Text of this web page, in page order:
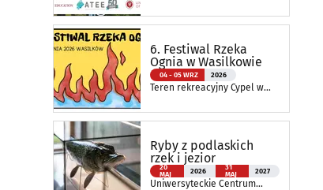
6. Festiwal Rzeka
Ognia w Wasilkowie
04 - 05 WRZ 2026
Teren rekreacyjny Cypel w
Ryby z podlaskich
rzek i jezior
20
MAJ
2026
31
MAJ
2027
Uniwersyteckie Centrum